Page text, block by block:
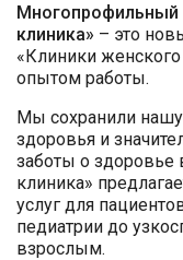
Многопрофильный
клиника» – это
«Клиники
опытом работы.
Мы сохранили нашу
здоровья и
заботы о
клиника»
услуг для
педиатрии до
взрослым.